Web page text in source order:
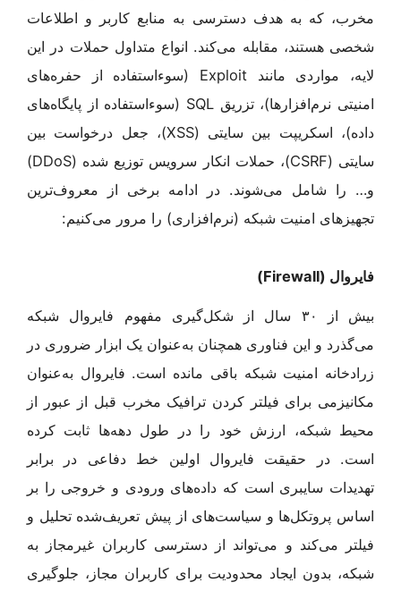
مخرب، که به هدف دسترسی به منابع کاربر و اطلاعات
شخصی هستند، مقابله می‌کند. انواع متداول حملات در این
لایه، مواردی مانند Exploit (سوءاستفاده از حفره‌های
امنیتی نرم‌افزارها)، تزریق SQL (سوءاستفاده از پایگاه‌های
داده)، اسکریپت بین سایتی (XSS)، جعل درخواست بین
سایتی (CSRF)، حملات انکار سرویس توزیع شده (DDoS)
و… را شامل می‌شوند. در ادامه برخی از معروف‌ترین
تجهیزهای امنیت شبکه (نرم‌افزاری) را مرور می‌کنیم:
فایروال (Firewall
)
بیش از ۳۰ سال از شکل‌گیری مفهوم فایروال شبکه
می‌گذرد و این فناوری همچنان به‌عنوان یک ابزار ضروری در
زرادخانه امنیت شبکه باقی مانده است. فایروال به‌عنوان
مکانیزمی برای فیلتر کردن ترافیک مخرب قبل از عبور از
محیط شبکه، ارزش خود را در طول دهه‌ها ثابت کرده
است. در حقیقت فایروال اولین خط دفاعی در برابر
تهدیدات سایبری است که داده‌های ورودی و خروجی را بر
اساس پروتکل‌ها و سیاست‌های از پیش تعریف‌شده تحلیل و
فیلتر می‌کند و می‌تواند از دسترسی کاربران غیرمجاز به
شبکه، بدون ایجاد محدودیت برای کاربران مجاز، جلوگیری